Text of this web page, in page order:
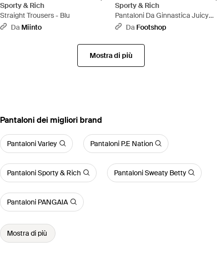
Sporty & Rich
Straight Trousers - Blu
Da Miinto
Sporty & Rich
Pantaloni Da Ginnastica Juicy
Emblem Wide Sweatpant -
Da Footshop
Mostra di più
‪Pantaloni‬ dei migliori brand
Pantaloni Varley Pantaloni P.E Nation
Pantaloni Sporty & Rich Pantaloni Sweaty Betty
Pantaloni PANGAIA
Mostra di più